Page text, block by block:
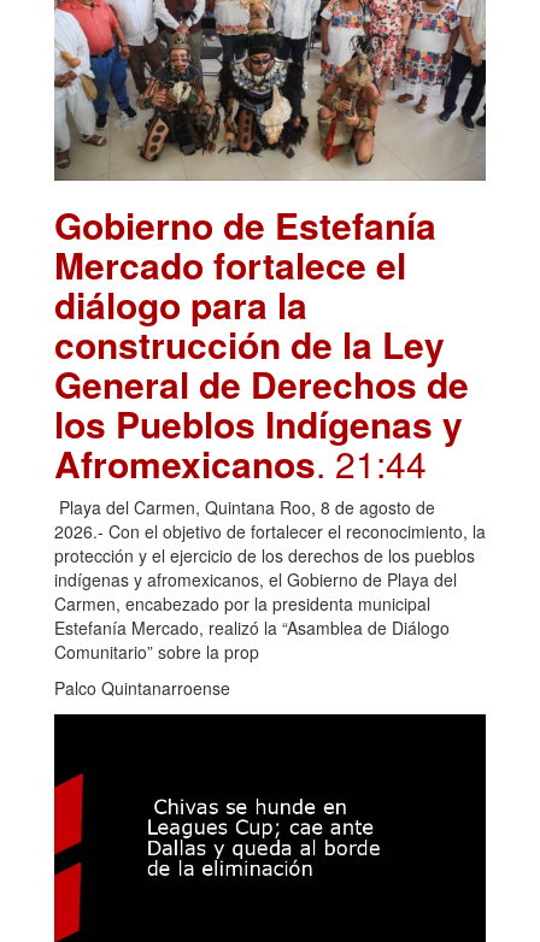
Gobierno de Estefanía
Mercado fortalece el
diálogo para la
construcción de la Ley
General de Derechos de
los Pueblos Indígenas y
Afromexicanos. 21:44
Playa del Carmen, Quintana Roo, 8 de agosto de
2026.- Con el objetivo de fortalecer el reconocimiento, la
protección y el ejercicio de los derechos de los pueblos
indígenas y afromexicanos, el Gobierno de Playa del
Carmen, encabezado por la presidenta municipal
Estefanía Mercado, realizó la “Asamblea de Diálogo
Comunitario” sobre la prop
Palco Quintanarroense